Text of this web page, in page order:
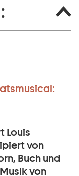
Louis
von
Buch und
von